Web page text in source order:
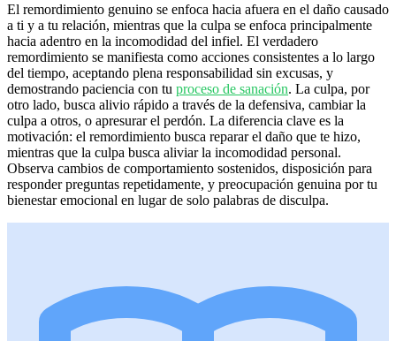
El remordimiento genuino se enfoca hacia afuera en el daño causado
a ti y a tu relación, mientras que la culpa se enfoca principalmente
hacia adentro en la incomodidad del infiel. El verdadero
remordimiento se manifiesta como acciones consistentes a lo largo
del tiempo, aceptando plena responsabilidad sin excusas, y
demostrando paciencia con tu proceso de sanación. La culpa, por
otro lado, busca alivio rápido a través de la defensiva, cambiar la
culpa a otros, o apresurar el perdón. La diferencia clave es la
motivación: el remordimiento busca reparar el daño que te hizo,
mientras que la culpa busca aliviar la incomodidad personal.
Observa cambios de comportamiento sostenidos, disposición para
responder preguntas repetidamente, y preocupación genuina por tu
bienestar emocional en lugar de solo palabras de disculpa.